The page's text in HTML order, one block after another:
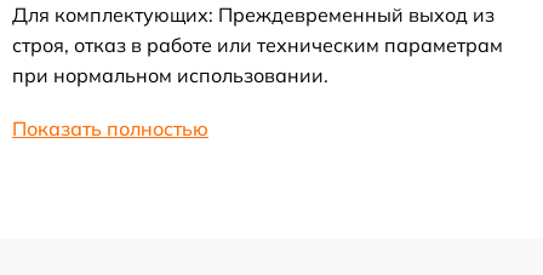
Для комплектующих: Преждевременный выход из
строя, отказ в работе или техническим параметрам
при нормальном использовании.
Показать полностью